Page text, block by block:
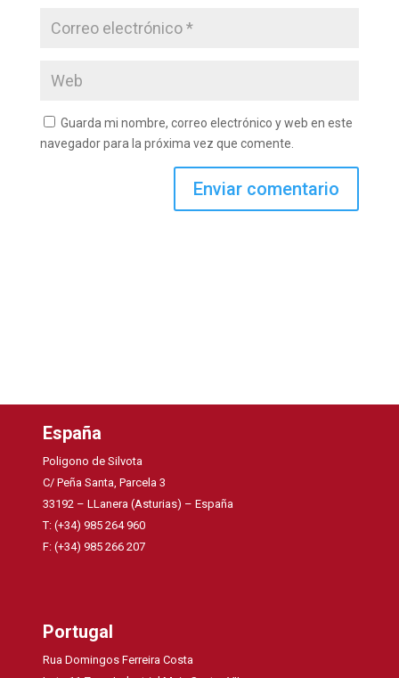
Guarda mi nombre, correo electrónico y web en este
navegador para la próxima vez que comente.
España
Poligono de Silvota
C/ Peña Santa, Parcela 3
33192 – LLanera (Asturias) – España
T: (+34) 985 264 960
F: (+34) 985 266 207
Portugal
Rua Domingos Ferreira Costa